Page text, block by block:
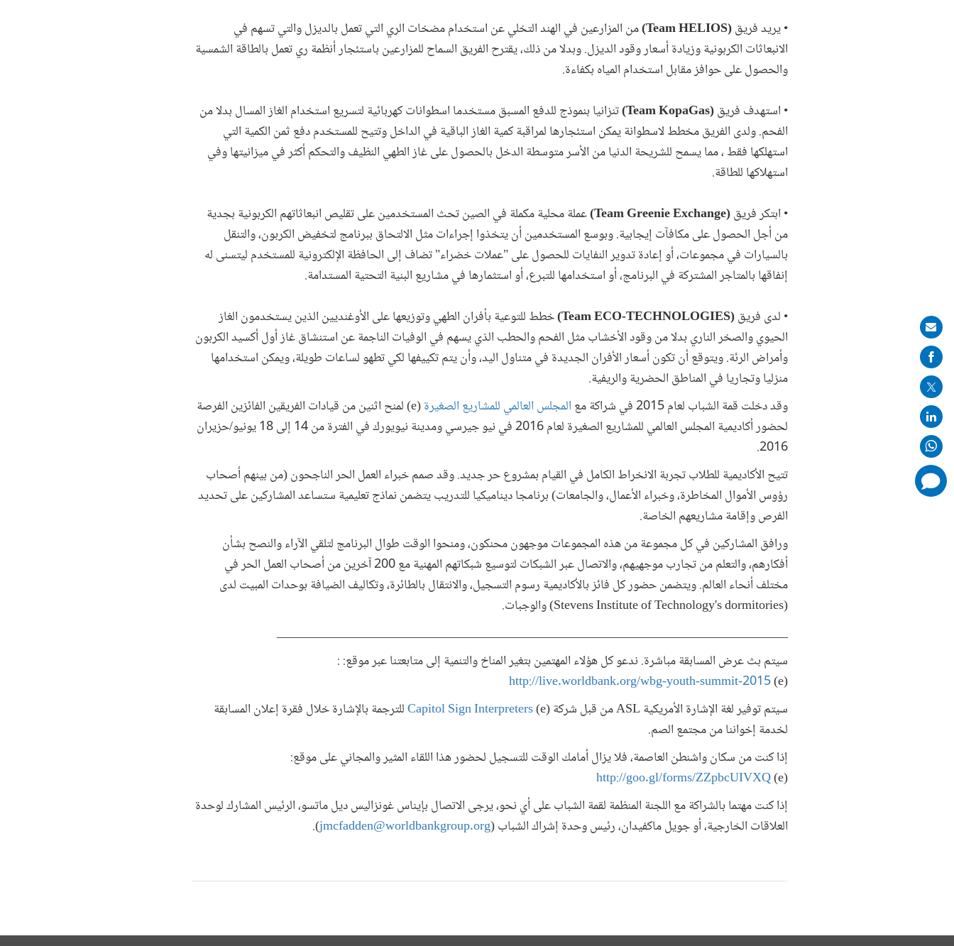
• يريد فريق(Team HELIOS)
من المزارعين في الهند التخلي عن استخدام مضخات الري التي تعمل بالديزل والتي تسهم في
الانبعاثات الكربونية وزيادة أسعار وقود الديزل. وبدلا من ذلك، يقترح الفريق السماح للمزارعين باستئجار أنظمة ري تعمل بالطاقة الشمسية
والحصول على حوافز مقابل استخدام المياه بكفاءة.
• استهدف فريق(Team KopaGas)
تنزانيا بنموذج للدفع المسبق مستخدما اسطوانات كهربائية لتسريع استخدام الغاز المسال بدلا من
الفحم. ولدى الفريق مخطط لاسطوانة يمكن استئجارها لمراقبة كمية الغاز الباقية في الداخل وتتيح للمستخدم دفع ثمن الكمية التي
استهلكها فقط ، مما يسمح للشريحة الدنيا من الأسر متوسطة الدخل بالحصول على غاز الطهي النظيف والتحكم أكثر في ميزانيتها وفي
استهلاكها للطاقة.
• ابتكر فريق(Team Greenie Exchange)
عملة محلية مكملة في الصين تحث المستخدمين على تقليص انبعاثاتهم الكربونية بجدية
من أجل الحصول على مكافآت إيجابية. وبوسع المستخدمين أن يتخذوا إجراءات مثل الالتحاق ببرنامج لتخفيض الكربون، والتنقل
بالسيارات في مجموعات، أو إعادة تدوير النفايات للحصول على "عملات خضراء" تضاف إلى الحافظة الإلكترونية للمستخدم ليتسنى له
إنفاقها بالمتاجر المشتركة في البرنامج، أو استخدامها للتبرع، أو استثمارها في مشاريع البنية التحتية المستدامة.
• لدى فريق(Team ECO-TECHNOLOGIES)
خطط للتوعية بأفران الطهي وتوزيعها على الأوغنديين الذين يستخدمون الغاز
الحيوي والصخر الناري بدلا من وقود الأخشاب مثل الفحم والحطب الذي يسهم في الوفيات الناجمة عن استنشاق غاز أول أكسيد الكربون
وأمراض الرئة. ويتوقع أن تكون أسعار الأفران الجديدة في متناول اليد، وأن يتم تكييفها لكي تطهو لساعات طويلة، ويمكن استخدامها
منزليا وتجاريا في المناطق الحضرية والريفية.
وقد دخلت قمة الشباب لعام 2015 في شراكة مع
المجلس العالمي للمشاريع الصغيرة(e)
لمنح اثنين من قيادات الفريقين الفائزين الفرصة
لحضور أكاديمية المجلس العالمي للمشاريع الصغيرة لعام 2016 في نيو جيرسي ومدينة نيويورك في الفترة من 14 إلى 18 يونيو/حزيران
2016.
تتيح الأكاديمية للطلاب تجربة الانخراط الكامل في القيام بمشروع حر جديد. وقد صمم خبراء العمل الحر الناجحون (من بينهم أصحاب
رؤوس الأموال المخاطرة، وخبراء الأعمال، والجامعات) برنامجا ديناميكيا للتدريب يتضمن نماذج تعليمية ستساعد المشاركين على تحديد
الفرص وإقامة مشاريعهم الخاصة.
ورافق المشاركين في كل مجموعة من هذه المجموعات موجهون محنكون، ومنحوا الوقت طوال البرنامج لتلقي الآراء والنصح بشأن
أفكارهم، والتعلم من تجارب موجهيهم، والاتصال عبر الشبكات لتوسيع شبكاتهم المهنية مع 200 آخرين من أصحاب العمل الحر في
مختلف أنحاء العالم. ويتضمن حضور كل فائز بالأكاديمية رسوم التسجيل، والانتقال بالطائرة، وتكاليف الضيافة بوحدات المبيت لدى
(Stevens Institute of Technology's dormitories) والوجبات.
________________________________________________________________________________
سيتم بث عرض المسابقة مباشرة. ندعو كل هؤلاء المهتمين بتغير المناخ والتنمية إلى متابعتنا عبر موقع: :
http://live.worldbank.org/wbg-youth-summit-2015(e)
سيتم توفير لغة الإشارة الأمريكية ASL من قبل شركة
Capitol Sign Interpreters(e)
للترجمة بالإشارة خلال فقرة إعلان المسابقة
لخدمة إخواننا من مجتمع الصم.
إذا كنت من سكان واشنطن العاصمة، فلا يزال أمامك الوقت للتسجيل لحضور هذا اللقاء المثير والمجاني على موقع:
http://goo.gl/forms/ZZpbcUIVXQ(e)
إذا كنت مهتما بالشراكة مع اللجنة المنظمة لقمة الشباب على أي نحو، يرجى الاتصال بإيناس غونزاليس ديل ماتسو، الرئيس المشارك لوحدة
العلاقات الخارجية، أو جويل ماكفيدان، رئيس وحدة إشراك الشباب (jmcfadden@worldbankgroup.org
).
Share
on
mail
comments
added